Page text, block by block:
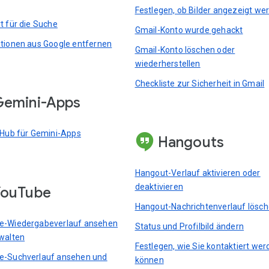
für die Suche
aus Google entfernen
Apps
für Gemini-Apps
Wiedergabeverlauf ansehen
Suchverlauf ansehen und
Festlegen, ob Bilder angezeigt
Gmail-Konto wurde gehackt
Gmail-Konto löschen oder
wiederherstellen
Checkliste zur Sicherheit in Gmail
Hangouts
Hangout-Verlauf aktivieren oder
deaktivieren
Hangout-Nachrichtenverlauf
Status und Profilbild ändern
Festlegen, wie Sie kontaktiert
können